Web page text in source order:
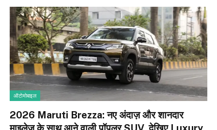
ऑटोमोबाइल
2026 Maruti Brezza: नए अंदाज़ और शानदार